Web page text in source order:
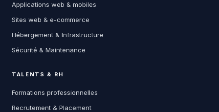
Applications web & mobiles
Sites web & e-commerce
Hébergement & Infrastructure
Sécurité & Maintenance
TALENTS & RH
Formations professionnelles
Recrutement & Placement